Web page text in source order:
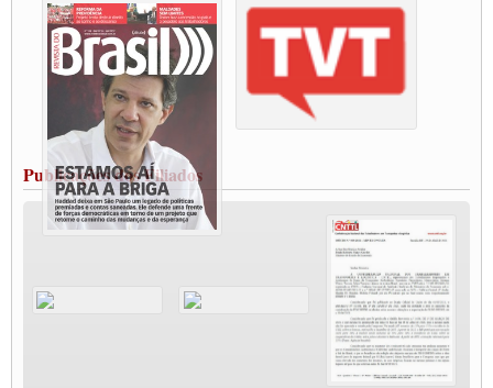
Condutores de Guarulhos farão greve sanitária nesta terça-feira (20)
Paralisação dos Caminhoneiros na #BR285, entrocamento que liga o Mercosul ao
Rio Grande
Caminhoneiros bloqueiam duas faixas na Castello Branco e fazem protesto
Modal-Live #13 Aumento da Violência Contra Mulher e o Adoecimento da Classe
Trabalhadora em Tempos de Pandemia
MODAL-LIVE#12 POLÍTICAS PÚBLICAS DE TRANSPORTE PARA A
CLASSE TRABALHADORA E ELEIÇÕES NA PANDEMIA
MODAL-LIVE#11 POLÍTICAS PÚBLICAS DE TRANSPORTE
JUVENTUDE DO TRANSPORTE: POR QUE DEVEMOS NOS ORGANIZAR?
Fabio Primo testa positivo para Coronavírus, mas está bem de saúde
Modal-Live#9 Quais são os direitos dos trabalhador@s que contraem a Covid-19 na
Participe da Campanha Fora Bolsonaro
CNTTL e FECOOTAC apoiam Campanha de testes de COVID-19 para
MODAL-LIVE#8 - Lideranças sindicais da CNTTL, CGTB e dos caminhoneiros
Publicações dos Filiados